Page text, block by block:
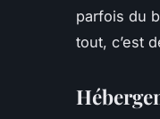
parfois du
tout, c’est